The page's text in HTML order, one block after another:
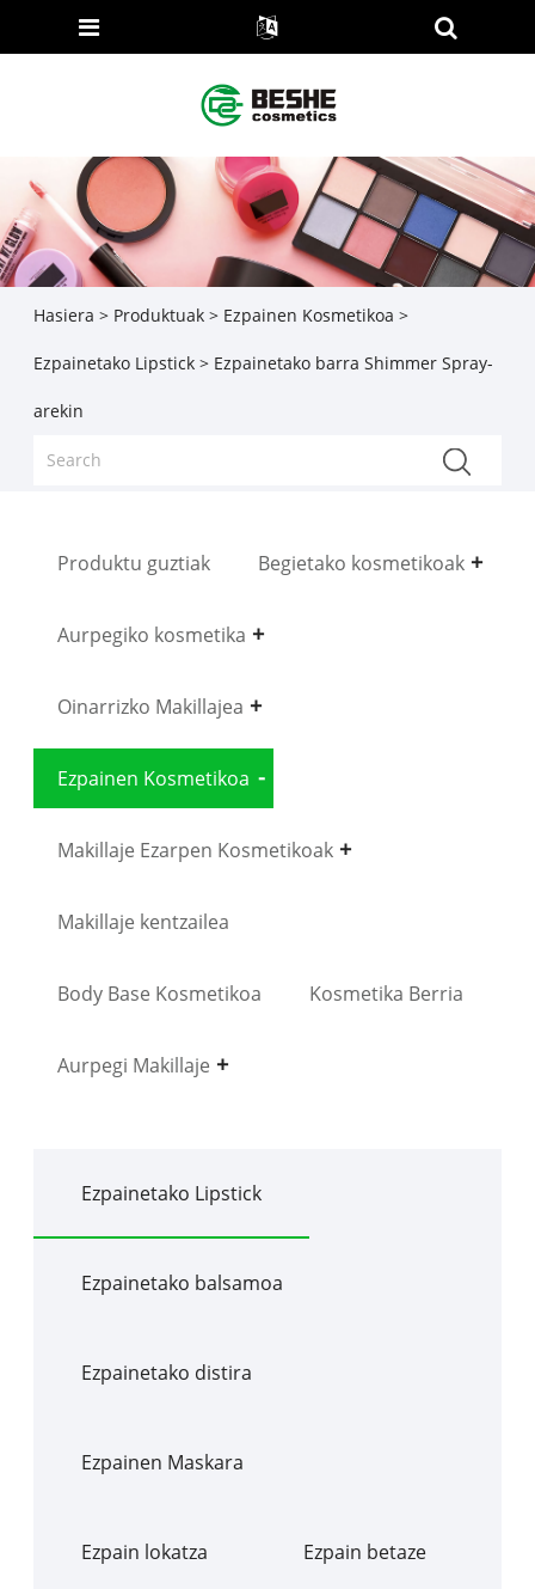
Hasiera > Produktuak> Ezpainen Kosmetikoa >
Ezpainetako Lipstick> Ezpainetako barra Shimmer Spray-
arekin
Produktu guztiak Begietako kosmetikoak
Aurpegiko kosmetika
Oinarrizko Makillajea
Ezpainen Kosmetikoa
Makillaje Ezarpen Kosmetikoak
Makillaje kentzailea
Body Base Kosmetikoa Kosmetika Berria
Aurpegi Makillaje
Ezpainetako Lipstick
Ezpainetako balsamoa
Ezpainetako distira
Ezpainen Maskara
Ezpain lokatza Ezpain betaze